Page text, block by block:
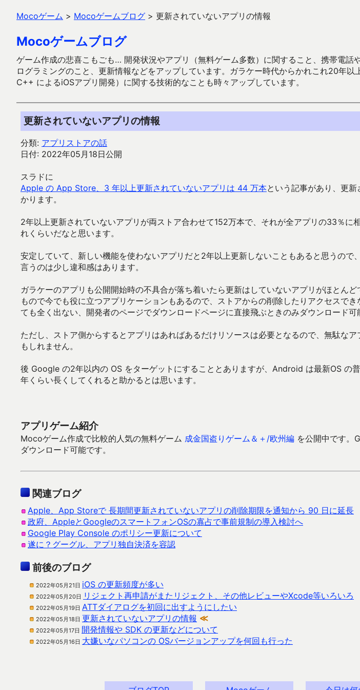
Mocoゲーム > Mocoゲームブログ > 更新されていないアプリの情報
Mocoゲームブログ
ゲーム作成の悲喜こもごも… 開発状況やアプリ（無料ゲーム多数）に関すること、携帯電
ログラミングのこと、更新情報などをアップしています。ガラケー時代からかれこれ20
C++ によるiOSアプリ開発）に関する技術的なことも時々アップしています。
更新されていないアプリの情報
分類: アプリストアの話
日付: 2022年05月18日公開
スラドに
Apple の App Store、3 年以上更新されていないアプリは 44 万本という記事があり、更
かります。
2年以上更新されていないアプリが両ストア合わせて152万本で、それが全アプリの33％に
れくらいだなと思います。
安定していて、新しい機能を使わないアプリだと2年以上更新しないこともあると思うので
言うのは少し違和感はあります。
ガラケーのアプリも公開開始時の不具合が落ち着いたら更新はしていないアプリがほとん
もので今でも役に立つアプリケーションもあるので、ストアからの削除したりアクセスで
ても全く出ない、開発者のページでダウンロードページに直接飛ぶときのみダウンロード可
ただし、ストア側からするとアプリはあればあるだけリソースは必要となるので、無駄な
もしれません。
後 Google の2年以内の OS をターゲットにすることとありますが、Android は最新OS の
年くらい長くしてくれると助かるとは思います。
アプリゲーム紹介
Mocoゲーム作成で比較的人気の無料ゲーム 成金国盗りゲーム＆＋/欧州編 を公開中です
ダウンロード可能です。
関連ブログ
Apple、App Storeで 長期間更新されていないアプリの削除期限を通知から 90 日に延長
政府、AppleとGoogleのスマートフォンOSの寡占で事前規制の導入検討へ
Google Play Console のポリシー更新について
遂に？グーグル、アプリ独自決済を容認
前後のブログ
2022年05月21日 iOS の更新頻度が多い
2022年05月20日 リジェクト再申請がまたリジェクト、その他レビューやXcode等いろいろ
2022年05月19日 ATTダイアログを初回に出すようにしたい
2022年05月18日 更新されていないアプリの情報 ≪
2022年05月17日 開発情報や SDK の更新などについて
2022年05月16日 大嫌いなパソコンの OSバージョンアップを何回も行った